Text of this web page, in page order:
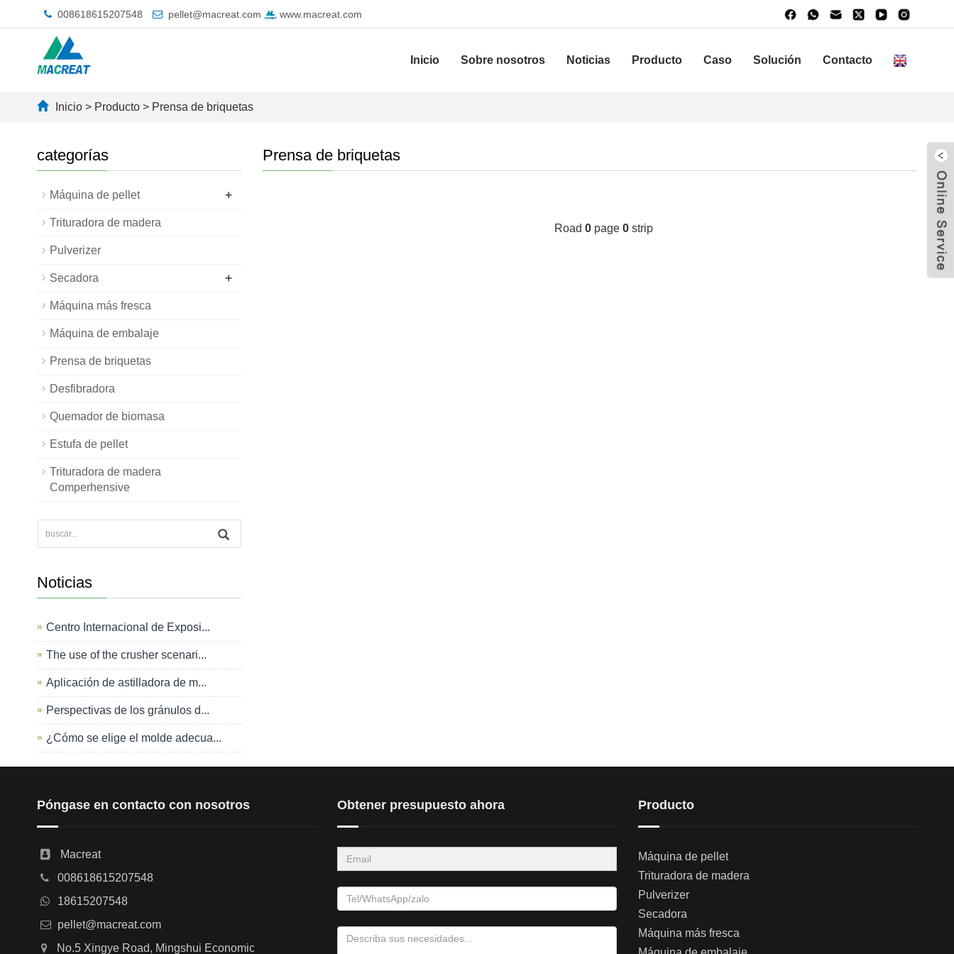
008618615207548 pellet@macreat.com www.macreat.com
Inicio Sobre nosotros Noticias Producto Caso Solución Contacto
Inicio > Producto > Prensa de briquetas
Prensa de briquetas
Road0 page0 strip
categorías
Máquina de pellet +
Trituradora de madera
Pulverizer
Secadora +
Máquina más fresca
Máquina de embalaje
Prensa de briquetas
Desfibradora
Quemador de biomasa
Estufa de pellet
Trituradora de madera
Comperhensive
Noticias
Centro Internacional de Exposi...
The use of the crusher scenari...
Aplicación de astilladora de m...
Perspectivas de los gránulos d...
¿Cómo se elige el molde adecua...
Póngase en contacto con nosotros
Macreat
008618615207548
18615207548
pellet@macreat.com
No.5 Xingye Road, Mingshui Economic
Obtener presupuesto ahora Producto
Máquina de pellet
Trituradora de madera
Pulverizer
Secadora
Máquina más fresca